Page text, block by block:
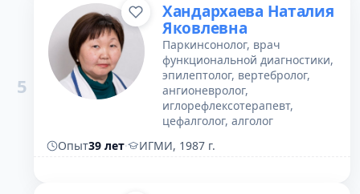
5
Хандархаева Наталия
Яковлевна
Паркинсонолог, врач
функциональной диагностики,
эпилептолог, вертебролог,
ангионевролог,
иглорефлексотерапевт,
цефалголог, алголог
Опыт39 лет· ИГМИ, 1987 г.